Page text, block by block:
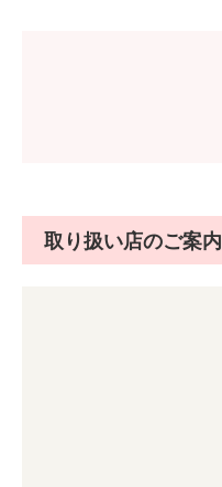
取り扱い店のご案内